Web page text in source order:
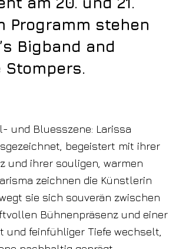
Programm stehen
Bigband and
Stompers.
und Bluesszene: Larissa
begeistert mit ihrer
und ihrer souligen, warmen
zeichnen die Künstlerin
sie sich souverän zwischen
Bühnenpräsenz und einer
und feinfühliger Tiefe wechselt,